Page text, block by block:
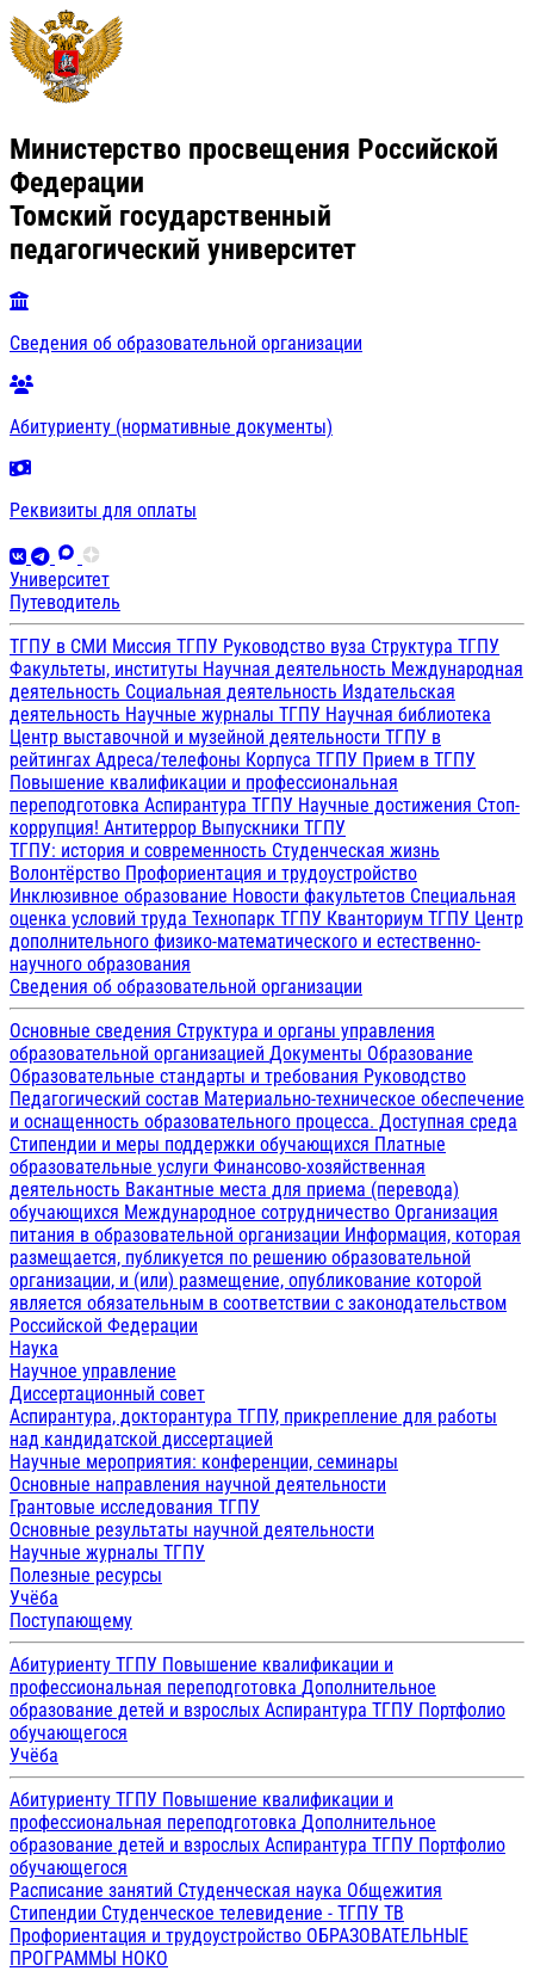
Министерство просвещения Российской
Федерации
Томский государственный
педагогический университет
Сведения об образовательной организации
Абитуриенту (нормативные документы)
Реквизиты для оплаты
Университет
Путеводитель
ТГПУ в СМИ Миссия ТГПУ Руководство вуза Структура ТГПУ
Факультеты, институты Научная деятельность Международная
деятельность Социальная деятельность Издательская
деятельность Научные журналы ТГПУ Научная библиотека
Центр выставочной и музейной деятельности ТГПУ в
рейтингах Адреса/телефоны Корпуса ТГПУ Прием в ТГПУ
Повышение квалификации и профессиональная
переподготовка Аспирантура ТГПУ Научные достижения Стоп-
коррупция! Антитеррор Выпускники ТГПУ
ТГПУ: история и современность Студенческая жизнь
Волонтёрство Профориентация и трудоустройство
Инклюзивное образование Новости факультетов Специальная
оценка условий труда Технопарк ТГПУ Кванториум ТГПУ Центр
дополнительного физико-математического и естественно-
научного образования
Сведения об образовательной организации
Основные сведения Структура и органы управления
образовательной организацией Документы Образование
Образовательные стандарты и требования Руководство
Педагогический состав Материально-техническое обеспечение
и оснащенность образовательного процесса. Доступная среда
Стипендии и меры поддержки обучающихся Платные
образовательные услуги Финансово-хозяйственная
деятельность Вакантные места для приема (перевода)
обучающихся Международное сотрудничество Организация
питания в образовательной организации Информация, которая
размещается, публикуется по решению образовательной
организации, и (или) размещение, опубликование которой
является обязательным в соответствии с законодательством
Российской Федерации
Наука
Научное управление
Диссертационный совет
Аспирантура, докторантура ТГПУ, прикрепление для работы
над кандидатской диссертацией
Научные мероприятия: конференции, семинары
Основные направления научной деятельности
Грантовые исследования ТГПУ
Основные результаты научной деятельности
Научные журналы ТГПУ
Полезные ресурсы
Учёба
Поступающему
Абитуриенту ТГПУ Повышение квалификации и
профессиональная переподготовка Дополнительное
образование детей и взрослых Аспирантура ТГПУ Портфолио
обучающегося
Учёба
Абитуриенту ТГПУ Повышение квалификации и
профессиональная переподготовка Дополнительное
образование детей и взрослых Аспирантура ТГПУ Портфолио
обучающегося
Расписание занятий Студенческая наука Общежития
Стипендии Студенческое телевидение - ТГПУ ТВ
Профориентация и трудоустройство ОБРАЗОВАТЕЛЬНЫЕ
ПРОГРАММЫ НОКО